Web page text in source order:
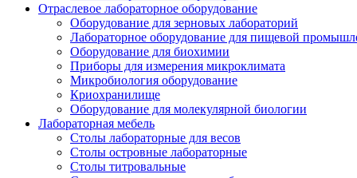
Отраслевое лабораторное оборудование
Оборудование для зерновых лабораторий
Лабораторное оборудование для пищевой
Оборудование для биохимии
Приборы для измерения микроклимата
Микробиология оборудование
Криохранилище
Оборудование для молекулярной биологии
Лабораторная мебель
Столы лабораторные для весов
Столы островные лабораторные
Столы титровальные